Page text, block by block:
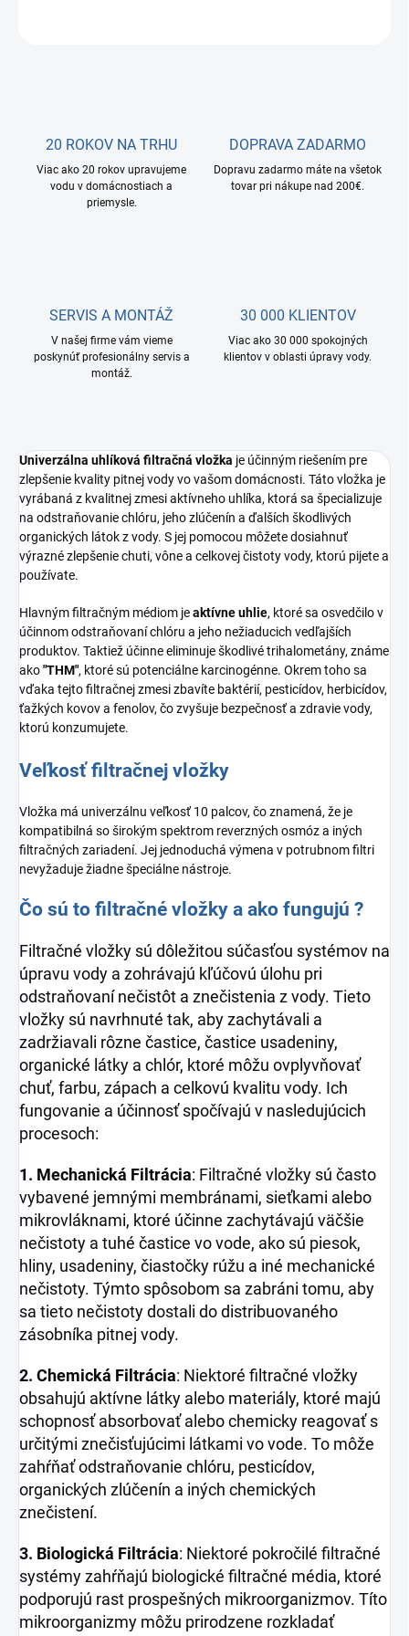
20 ROKOV NA TRHU
Viac ako 20 rokov upravujeme
vodu v domácnostiach a
priemysle.
DOPRAVA ZADARMO
Dopravu zadarmo máte na všetok
tovar pri nákupe nad 200€.
SERVIS A MONTÁŽ
V našej firme vám vieme
poskynúť profesionálny servis a
montáž.
30 000 KLIENTOV
Viac ako 30 000 spokojných
klientov v oblasti úpravy vody.
Univerzálna uhlíková filtračná vložka je účinným riešením pre
zlepšenie kvality pitnej vody vo vašom domácnosti. Táto vložka je
vyrábaná z kvalitnej zmesi aktívneho uhlíka, ktorá sa špecializuje
na odstraňovanie chlóru, jeho zlúčenín a ďalších škodlivých
organických látok z vody. S jej pomocou môžete dosiahnuť
výrazné zlepšenie chuti, vône a celkovej čistoty vody, ktorú pijete a
používate.
Hlavným filtračným médiom jeaktívne uhlie, ktoré sa osvedčilo v
účinnom odstraňovaní chlóru a jeho nežiaducich vedľajších
produktov. Taktiež účinne eliminuje škodlivé trihalometány, známe
ako"THM", ktoré sú potenciálne karcinogénne. Okrem toho sa
vďaka tejto filtračnej zmesi zbavíte baktérií, pesticídov, herbicídov,
ťažkých kovov a fenolov, čo zvyšuje bezpečnosť a zdravie vody,
ktorú konzumujete.
Veľkosť filtračnej vložky
Vložka má univerzálnu veľkosť 10 palcov, čo znamená, že je
kompatibilná so širokým spektrom reverzných osmóz a iných
filtračných zariadení. Jej jednoduchá výmena v potrubnom filtri
nevyžaduje žiadne špeciálne nástroje.
Čo sú to filtračné vložky a ako fungujú ?
Filtračné vložky sú dôležitou súčasťou systémov na
úpravu vody a zohrávajú kľúčovú úlohu pri
odstraňovaní nečistôt a znečistenia z vody. Tieto
vložky sú navrhnuté tak, aby zachytávali a
zadržiavali rôzne častice, častice usadeniny,
organické látky a chlór, ktoré môžu ovplyvňovať
chuť, farbu, zápach a celkovú kvalitu vody. Ich
fungovanie a účinnosť spočívajú v nasledujúcich
procesoch:
1. Mechanická Filtrácia: Filtračné vložky sú často
vybavené jemnými membránami, sieťkami alebo
mikrovláknami, ktoré účinne zachytávajú väčšie
nečistoty a tuhé častice vo vode, ako sú piesok,
hliny, usadeniny, čiastočky rúžu a iné mechanické
nečistoty. Týmto spôsobom sa zabráni tomu, aby
sa tieto nečistoty dostali do distribuovaného
zásobníka pitnej vody.
2. Chemická Filtrácia: Niektoré filtračné vložky
obsahujú aktívne látky alebo materiály, ktoré majú
schopnosť absorbovať alebo chemicky reagovať s
určitými znečisťujúcimi látkami vo vode. To môže
zahŕňať odstraňovanie chlóru, pesticídov,
organických zlúčenín a iných chemických
znečistení.
3. Biologická Filtrácia: Niektoré pokročilé filtračné
systémy zahŕňajú biologické filtračné média, ktoré
podporujú rast prospešných mikroorganizmov. Títo
mikroorganizmy môžu prirodzene rozkladať